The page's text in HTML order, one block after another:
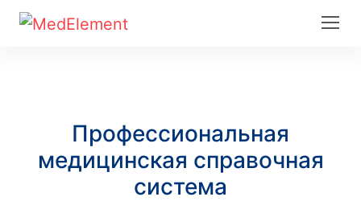
Профессиональная
медицинская справочная
система